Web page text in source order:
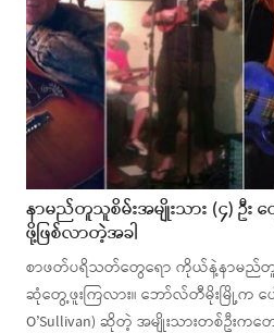
နာမည်တူသူစိမ်းအမျိုးသား (၄) ဦ
ဖို့ဖြစ်လာတဲ့အခါ
စာဖတ်ပရိသတ်တွေရော ကိုယ်နဲ့နာမ
ဆုံတွေ့ဖူးကြလား။ ဘော်လ်တီမိုးမြို့က ပ
O’Sullivan) ဆိုတဲ့ အမျိုးသားတစ်ဦး